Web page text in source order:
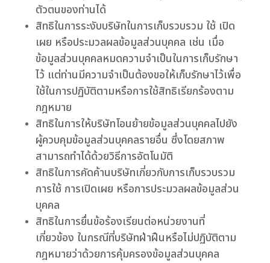
ตัวตนของท่านได้
สิทธิในการระงับบริษัทในการเก็บรวบรวม ใช้ เปิด
เผย หรือประมวลผลข้อมูลส่วนบุคคล เช่น เมื่อ
ข้อมูลส่วนบุคคลหมดความจำเป็นในการเก็บรักษา
ไว้ แต่ท่านมีความจำเป็นต้องขอให้เก็บรักษาไว้เพื่อ
ใช้ในการปฏิบัติตามหรือการใช้สิทธิเรียกร้องตาม
กฎหมาย
สิทธิในการให้บริษัทโอนย้ายข้อมูลส่วนบุคคลไปยัง
ผู้ควบคุมข้อมูลส่วนบุคคลรายอื่น ซึ่งโดยสภาพ
สามารถทำได้ด้วยวิธีการอัตโนมัติ
สิทธิในการคัดค้านบริษัทเกี่ยวกับการเก็บรวบรวม
การใช้ การเปิดเผย หรือการประมวลผลข้อมูลส่วน
บุคคล
สิทธิในการยื่นข้อร้องเรียนต่อหน่วยงานที่
เกี่ยวข้อง ในกรณีที่บริษัทฝ่าฝืนหรือไม่ปฏิบัติตาม
กฎหมายว่าด้วยการคุ้มครองข้อมูลส่วนบุคคล